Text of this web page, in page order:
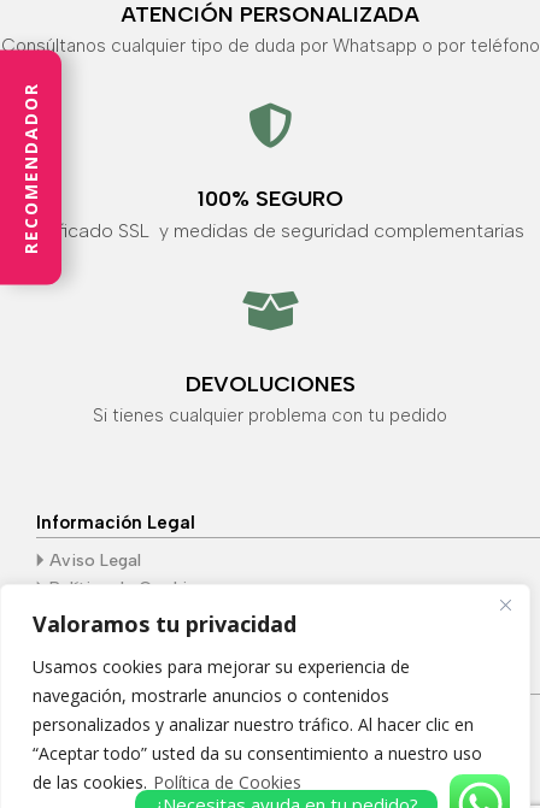
Valoramos tu privacidad
Usamos cookies para mejorar su experiencia de
navegación, mostrarle anuncios o contenidos
personalizados y analizar nuestro tráfico. Al hacer clic en
“Aceptar todo” usted da su consentimiento a nuestro uso
de las cookies. Política de Cookies
ATENCIÓN PERSONALIZADA
Consúltanos cualquier tipo de duda por Whatsapp o por teléfono

100% SEGURO
Certificado SSL y medidas de seguridad complementarias

DEVOLUCIONES
Si tienes cualquier problema con tu pedido
Información Legal
🞂 Aviso Legal
🞂Política de Cookies
🞂Política de Privacidad
¿Donde nos encontramos?
Pl. Portichuelo, 4 | 29200, Antequera, Málaga
RECOMENDADOR